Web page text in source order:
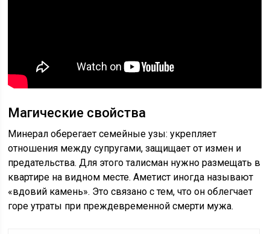
Магические свойства
Минерал оберегает семейные узы: укрепляет
отношения между супругами, защищает от измен и
предательства. Для этого талисман нужно размещать в
квартире на видном месте. Аметист иногда называют
«вдовий камень». Это связано с тем, что он облегчает
горе утраты при преждевременной смерти мужа.